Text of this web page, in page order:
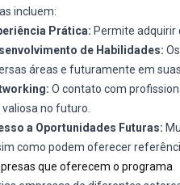
incluem:
Prática: Permite adquirir
de Habilidades:
áreas e futuramente em
O contato com
valiosa no futuro.
a Oportunidades Futuras:
como podem oferecer
que oferecem o programa